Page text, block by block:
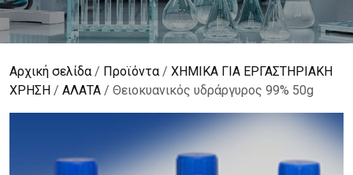
Αρχική σελίδα/ Προϊόντα/ ΧΗΜΙΚΑ ΓΙΑ ΕΡΓΑΣΤΗΡΙΑΚΗ
ΧΡΗΣΗ / ΑΛΑΤΑ / Θειοκυανικός υδράργυρος 99% 50g